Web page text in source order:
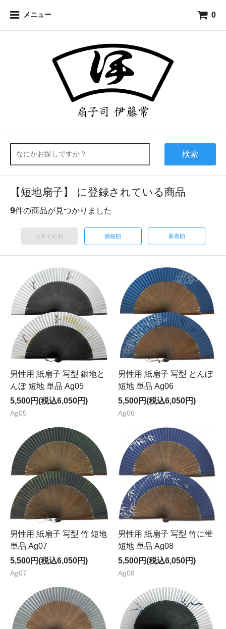
メニュー 0
検索
【短地扇子】 に登録されている商品
9件の商品が見つかりました
おすすめ順 価格順 新着順
男性用 紙扇子 写型 銀地と
んぼ 短地 単品 Ag05
5,500円(税込6,050円)
Ag05
男性用 紙扇子 写型 とんぼ
短地 単品 Ag06
5,500円(税込6,050円)
Ag06
男性用 紙扇子 写型 竹 短地
単品 Ag07
5,500円(税込6,050円)
Ag07
男性用 紙扇子 写型 竹に蛍
短地 単品 Ag08
5,500円(税込6,050円)
Ag08